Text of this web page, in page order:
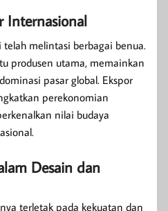
Internasional
melintasi berbagai benua.
produsen utama, memainkan
pasar global. Ekspor
perekonomian
nilai budaya
Desain dan
terletak pada kekuatan dan